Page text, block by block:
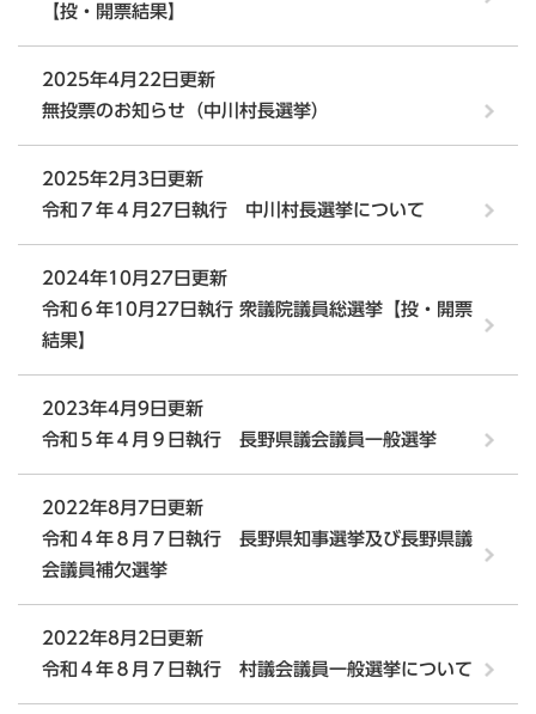
【投・開票結果】
2025年4月22日更新
無投票のお知らせ（中川村長選挙）
2025年2月3日更新
令和７年４月27日執行 中川村長選挙について
2024年10月27日更新
令和６年10月27日執行 衆議院議員総選挙【投・開票
結果】
2023年4月9日更新
令和５年４月９日執行 長野県議会議員一般選挙
2022年8月7日更新
令和４年８月７日執行 長野県知事選挙及び長野県議
会議員補欠選挙
2022年8月2日更新
令和４年８月７日執行 村議会議員一般選挙について